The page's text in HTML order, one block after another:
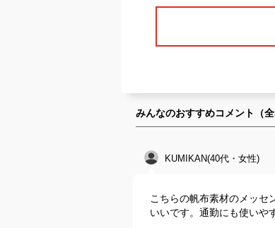
みんなのおすすめコメント（全
KUMIKAN(40代・女性)
こちらの帆布素材のメッセ
いいです。通勤にも使いや